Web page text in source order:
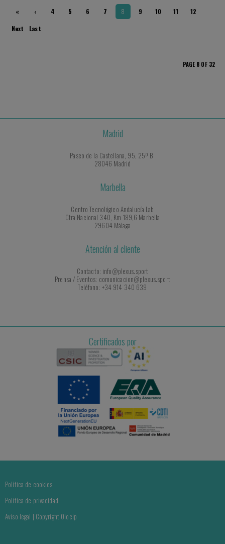
«
First
‹
Previ
4 5 6 7 8 9 10 11
12
Next
Last
PAGE 8 OF 32
Madrid
Paseo de la Castellana, 95, 25º B
28046 Madrid
Marbella
Centro Tecnológico Andalucía Lab
Ctra Nacional 340, Km 189,6 Marbella
29604 Málaga
Atención al cliente
Contacto: info@plexus.sport
Prensa / Eventos: comunicacion@plexus.sport
Teléfono: +34 914 340 639
Certificados por
Política de cookies
Política de privacidad
Aviso legal | Copyright Olocip